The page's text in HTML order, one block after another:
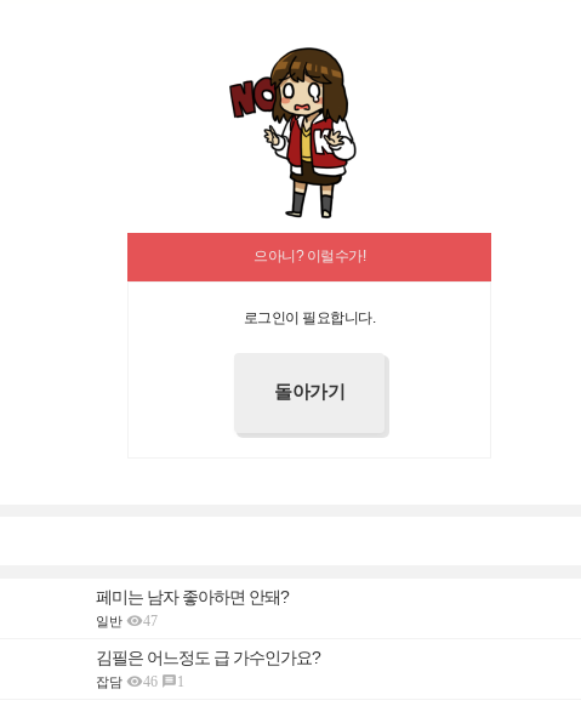
으아니? 이럴수가!
로그인이 필요합니다.
페미는 남자 좋아하면 안돼?
일반 47
김필은 어느정도 급 가수인가요?
잡담 46 1